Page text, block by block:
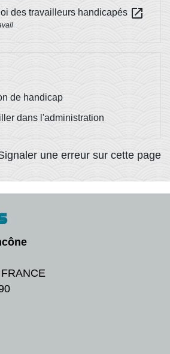
des travailleurs handicapés open_in_new
de handicap
dans l'administration
une erreur sur cette page